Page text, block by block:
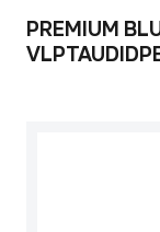
PREMIUM